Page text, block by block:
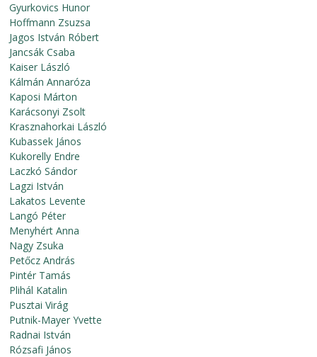
Gyurkovics Hunor
Hoffmann Zsuzsa
Jagos István Róbert
Jancsák Csaba
Kaiser László
Kálmán Annaróza
Kaposi Márton
Karácsonyi Zsolt
Krasznahorkai László
Kubassek János
Kukorelly Endre
Laczkó Sándor
Lagzi István
Lakatos Levente
Langó Péter
Menyhért Anna
Nagy Zsuka
Petőcz András
Pintér Tamás
Plihál Katalin
Pusztai Virág
Putnik-Mayer Yvette
Radnai István
Rózsafi János